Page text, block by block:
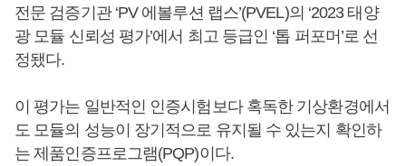
전문 검증기관 ‘PV 에볼루션 랩스’(PVEL)의 ‘2023 태양
광 모듈 신뢰성 평가’에서 최고 등급인 ‘톱 퍼포머’로 선
정됐다.
이 평가는 일반적인 인증시험보다 혹독한 기상환경에서
도 모듈의 성능이 장기적으로 유지될 수 있는지 확인하
는 제품인증프로그램(PQP)이다.